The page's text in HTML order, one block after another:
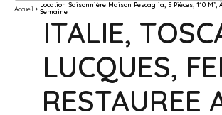
Accueil
Location Saisonnière Maison Pescaglia, 5 Pièces, 110 M²,
Semaine
ITALIE,
LUCQUES,
RESTAUREE